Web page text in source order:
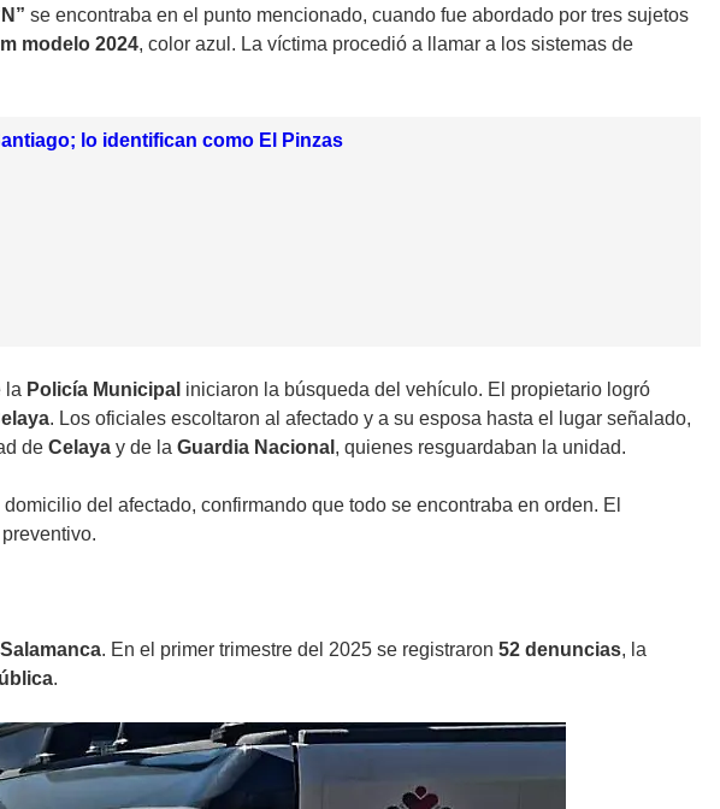
se encontraba en el punto mencionado, cuando fue abordado por tres sujetos
modelo 2024, color azul. La víctima procedió a llamar a los sistemas de
lo identifican como El Pinzas
la Policía Municipal iniciaron la búsqueda del vehículo. El propietario logró
. Los oficiales escoltaron al afectado y a su esposa hasta el lugar señalado,
de Celaya y de la Guardia Nacional , quienes resguardaban la unidad.
del afectado, confirmando que todo se encontraba en orden. El
Salamanca. En el primer trimestre del 2025 se registraron 52 denuncias, la
.